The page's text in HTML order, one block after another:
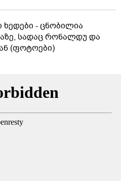
ხედები - ცნობილია
სადაც რონალდუ და
(ფოტოები)